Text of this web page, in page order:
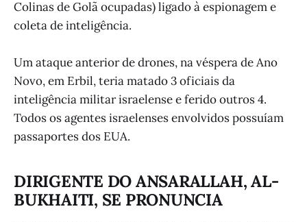
Colinas de Golã ocupadas) ligado à espionagem e
coleta de inteligência.
Um ataque anterior de drones, na véspera de Ano
Novo, em Erbil, teria matado 3 oficiais da
inteligência militar israelense e ferido outros 4.
Todos os agentes israelenses envolvidos possuíam
passaportes dos EUA.
DIRIGENTE DO ANSARALLAH, AL-
BUKHAITI, SE PRONUNCIA